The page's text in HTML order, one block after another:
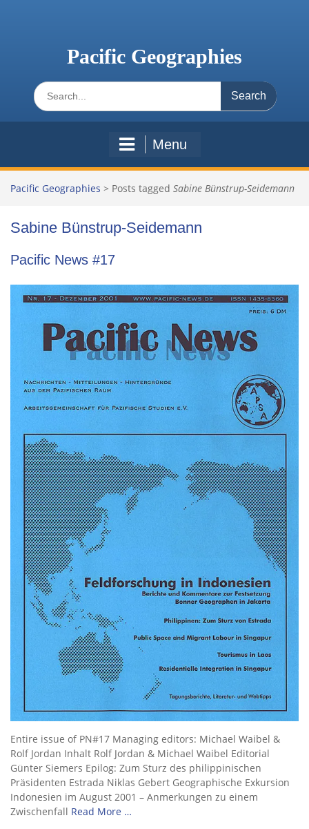
Pacific Geographies
Search
for:
Menu
Pacific Geographies > Posts tagged Sabine Bünstrup-Seidemann
Sabine Bünstrup-Seidemann
Pacific News #17
Entire issue of PN#17 Managing editors: Michael Waibel &
Rolf Jordan Inhalt Rolf Jordan & Michael Waibel Editorial
Günter Siemers Epilog: Zum Sturz des philippinischen
Präsidenten Estrada Niklas Gebert Geographische Exkursion
Indonesien im August 2001 – Anmerkungen zu einem
Zwischenfall Read More …